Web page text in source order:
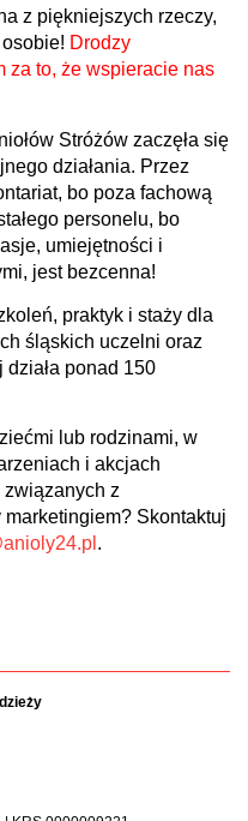
z piękniejszych rzeczy,
Drodzy
za to, że wspieracie nas
Stróżów zaczęła się
działania. Przez
bo poza fachową
personelu, bo
umiejętności i
jest bezcenna!
praktyk i staży dla
śląskich uczelni oraz
ponad 150
lub rodzinami, w
i akcjach
związanych z
Skontaktuj
.